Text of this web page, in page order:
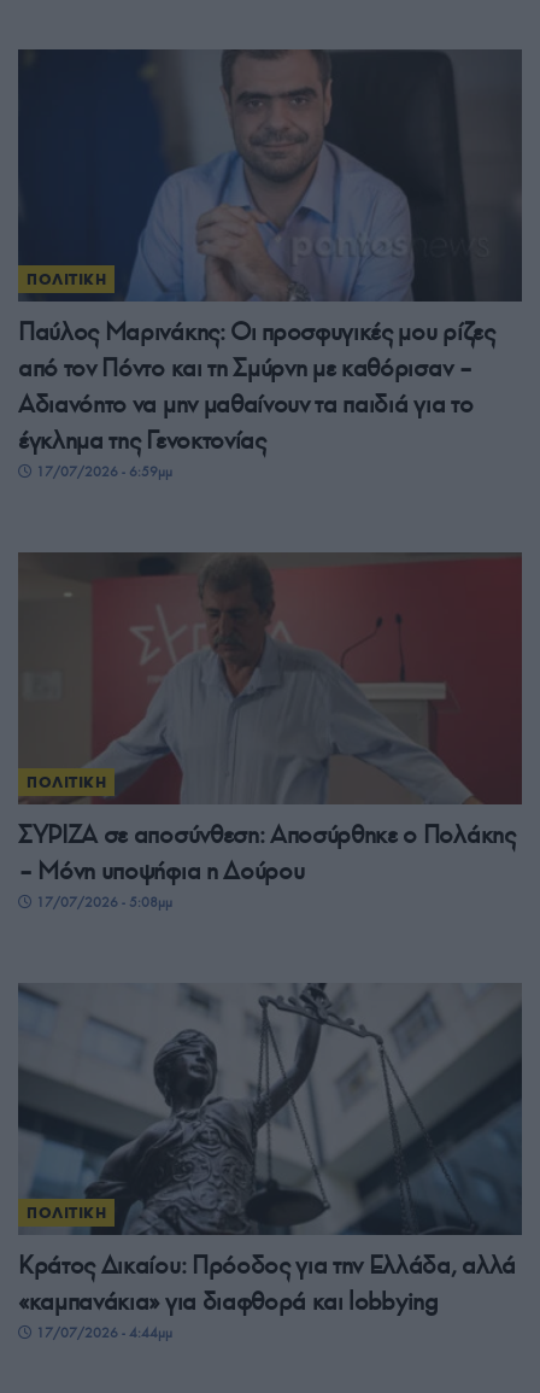
ΠΟΛΙΤΙΚΗ
Παύλος Μαρινάκης: Οι προσφυγικές μου ρίζες
από τον Πόντο και τη Σμύρνη με καθόρισαν –
Αδιανόητο να μην μαθαίνουν τα παιδιά για το
έγκλημα της Γενοκτονίας
17/07/2026 - 6:59μμ
ΠΟΛΙΤΙΚΗ
ΣΥΡΙΖΑ σε αποσύνθεση: Αποσύρθηκε ο Πολάκης
– Μόνη υποψήφια η Δούρου
17/07/2026 - 5:08μμ
ΠΟΛΙΤΙΚΗ
Κράτος Δικαίου: Πρόοδος για την Ελλάδα, αλλά
«καμπανάκια» για διαφθορά και lobbying
17/07/2026 - 4:44μμ